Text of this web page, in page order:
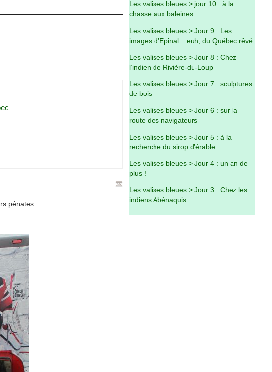
pénates.
Les valises bleues > jour 10 : à la
chasse aux baleines
Les valises bleues > Jour 9 : Les
images d’Epinal... euh, du Québec rêvé.
Les valises bleues > Jour 8 : Chez
l’indien de Rivière-du-Loup
Les valises bleues > Jour 7 : sculptures
de bois
Les valises bleues > Jour 6 : sur la
route des navigateurs
Les valises bleues > Jour 5 : à la
recherche du sirop d’érable
Les valises bleues > Jour 4 : un an de
plus !
Les valises bleues > Jour 3 : Chez les
indiens Abénaquis